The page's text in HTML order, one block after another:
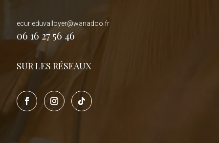
ecurieduvalloyer@wanadoo.fr
06 16 27 56 46
SUR LES RÉSEAUX